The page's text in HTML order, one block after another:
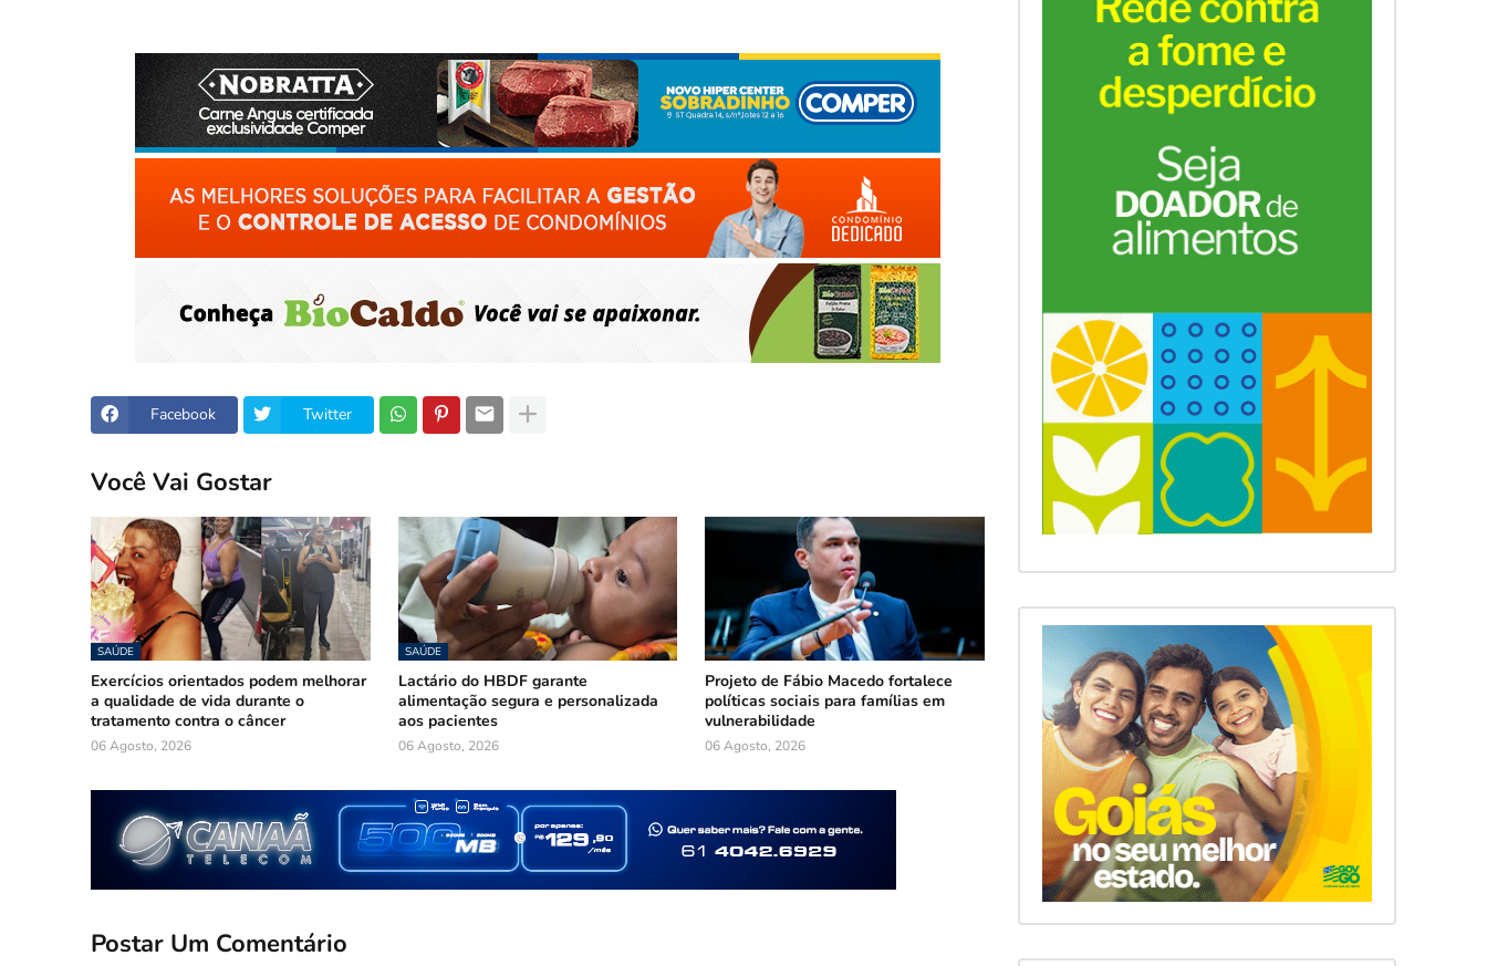
Facebook Twitter
Você Vai Gostar
SAÚDE
Exercícios orientados podem melhorar
a qualidade de vida durante o
tratamento contra o câncer
06 Agosto, 2026
SAÚDE
Lactário do HBDF garante
alimentação segura e personalizada
aos pacientes
06 Agosto, 2026
Projeto de Fábio Macedo fortalece
políticas sociais para famílias em
vulnerabilidade
06 Agosto, 2026
Postar Um Comentário